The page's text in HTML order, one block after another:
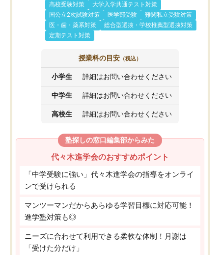
高校受験対策
大学入学共通テスト対策
国公立2次試験対策
医学部受験
難関私立受験対策
医・歯・薬系対策
総合型選抜・学校推薦型選抜対策
定期テスト対策
授業料の目安 （税込）
小学生 詳細はお問い合わせください
中学生 詳細はお問い合わせください
高校生 詳細はお問い合わせください
塾探しの窓口編集部からみた
代々木進学会のおすすめポイント
「中学受験に強い」代々木進学会の指導をオンライ
ンで受けられる
マンツーマンだからあらゆる学習目標に対応可能！
進学塾対策も◎
ニーズに合わせて利用できる柔軟な体制！月謝は
「受けた分だけ」